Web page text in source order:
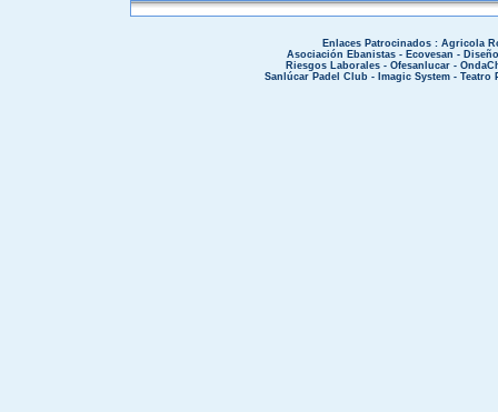
Enlaces Patrocinados : Agricola
Asociación Ebanistas- Ecovesan -
Riesgos Laborales - Ofesanlucar -
Sanlúcar Padel Club - Imagic System- Teatro